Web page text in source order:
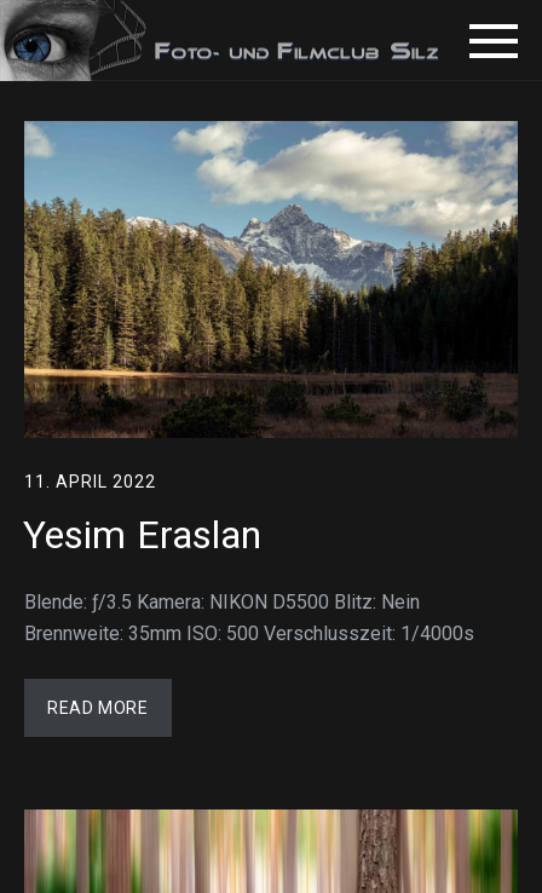
11. APRIL 2022
Yesim Eraslan
Blende: ƒ/3.5 Kamera: NIKON D5500 Blitz: Nein
Brennweite: 35mm ISO: 500 Verschlusszeit: 1/4000s
READ MORE